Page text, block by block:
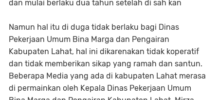
dan mulai berlaku dua tahun setelah di sah kan
Namun hal itu di duga tidak berlaku bagi Dinas
Pekerjaan Umum Bina Marga dan Pengairan
Kabupaten Lahat, hal ini dikarenakan tidak koperatif
dan tidak memberikan sikap yang ramah dan santun.
Beberapa Media yang ada di kabupaten Lahat merasa
di permainkan oleh Kepala Dinas Pekerjaan Umum